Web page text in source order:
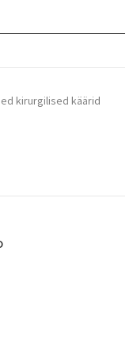
kirurgilised käärid